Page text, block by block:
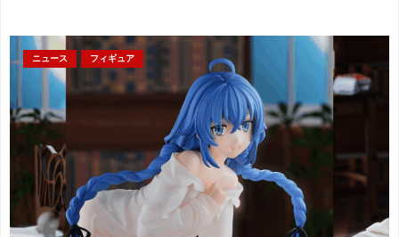
ニュース フィギュア